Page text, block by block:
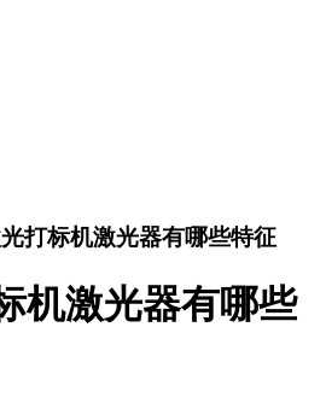
打标机激光器有哪些特征
机激光器有哪些